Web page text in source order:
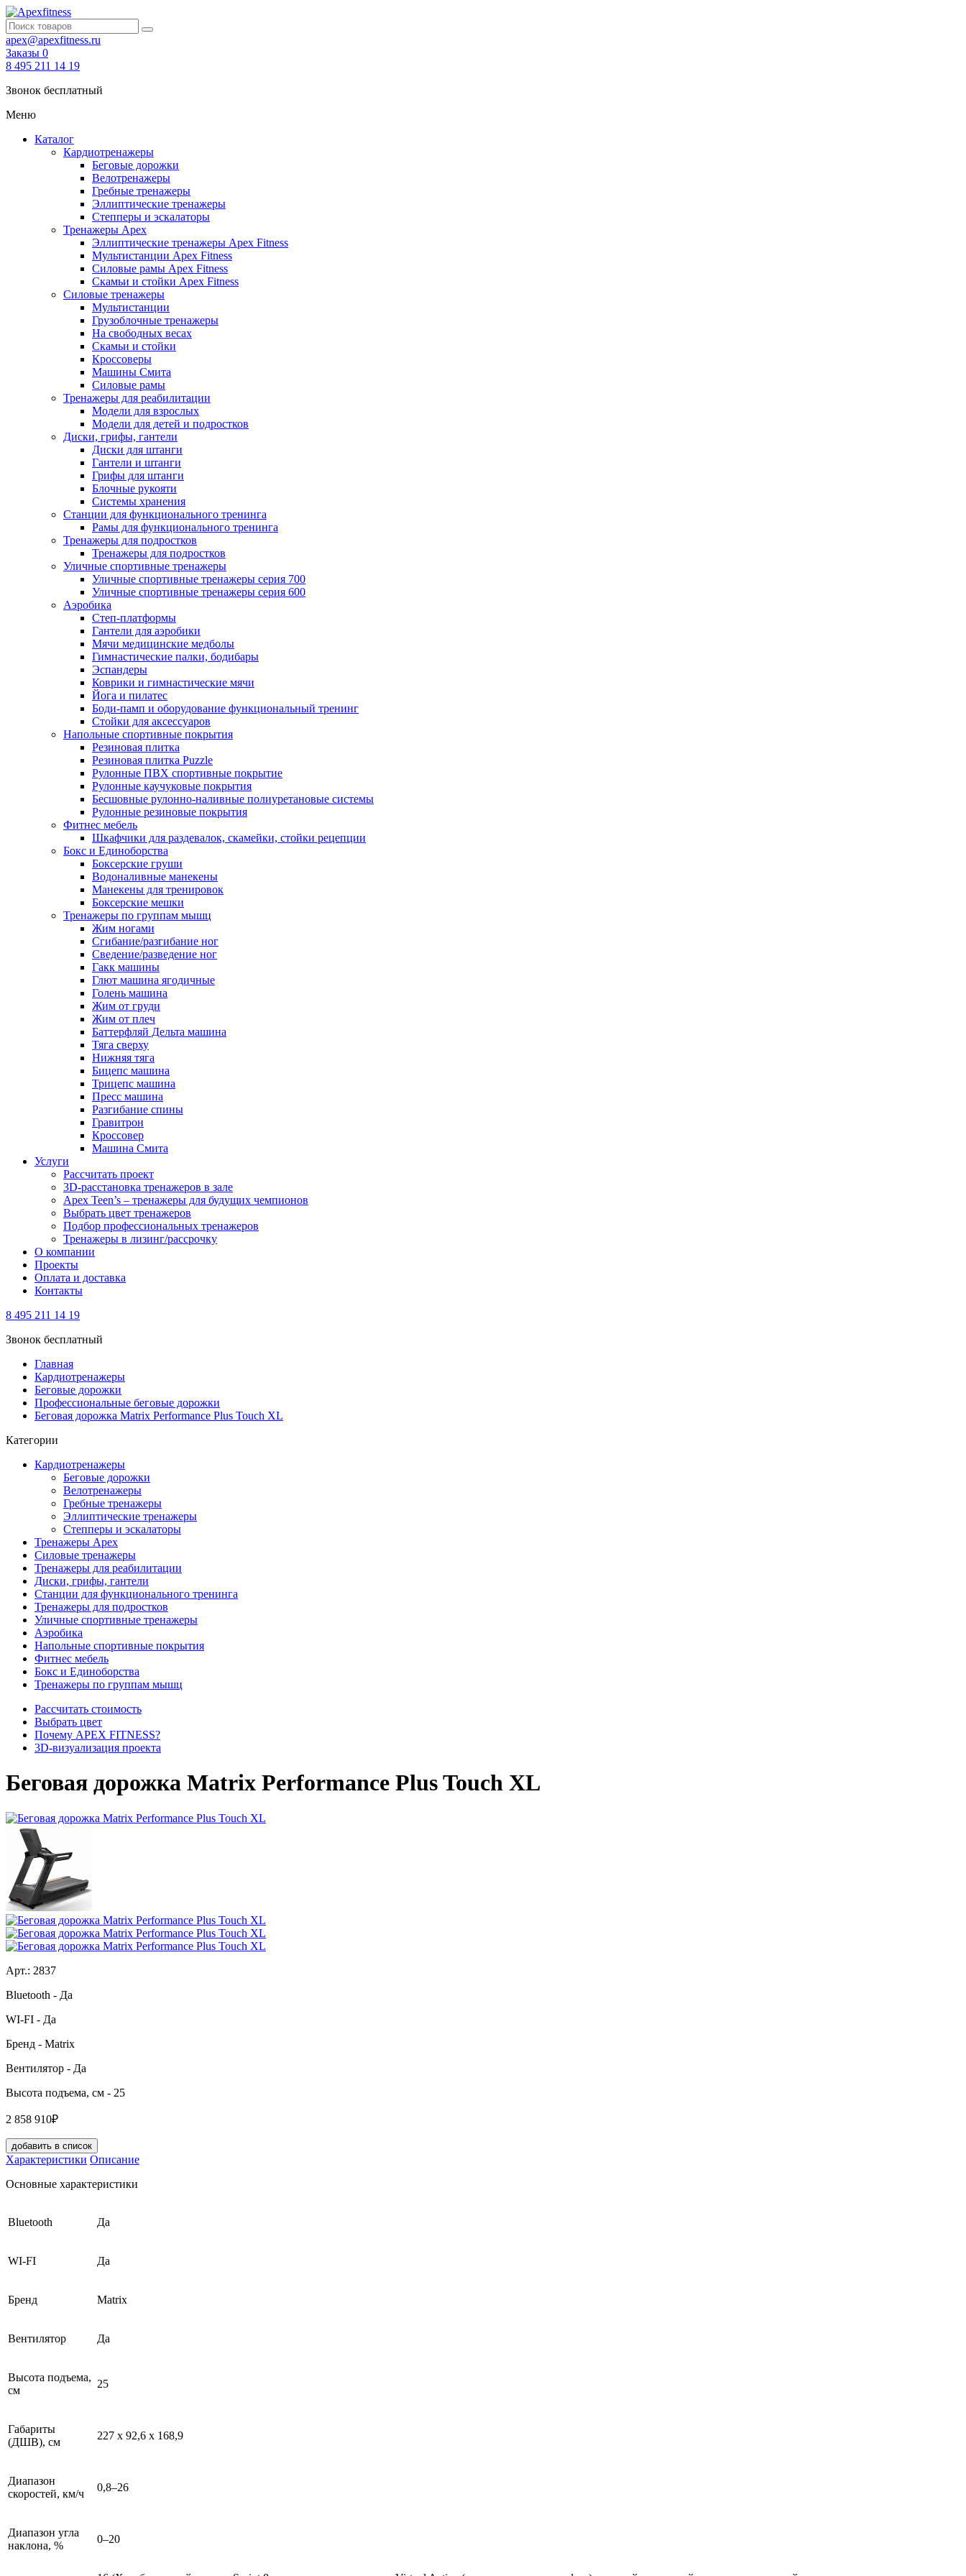
apex@apexfitness.ru
Заказы 0
8 495 211 14 19
Звонок бесплатный
Меню
Каталог
Кардиотренажеры
Беговые дорожки
Велотренажеры
Гребные тренажеры
Эллиптические тренажеры
Степперы и эскалаторы
Тренажеры Apex
Эллиптические тренажеры Apex Fitness
Мультистанции Apex Fitness
Силовые рамы Apex Fitness
Скамьи и стойки Apex Fitness
Силовые тренажеры
Мультистанции
Грузоблочные тренажеры
На свободных весах
Скамьи и стойки
Кроссоверы
Машины Смита
Силовые рамы
Тренажеры для реабилитации
Модели для взрослых
Модели для детей и подростков
Диски, грифы, гантели
Диски для штанги
Гантели и штанги
Грифы для штанги
Блочные рукояти
Системы хранения
Станции для функционального тренинга
Рамы для функционального тренинга
Тренажеры для подростков
Тренажеры для подростков
Уличные спортивные тренажеры
Уличные спортивные тренажеры серия 700
Уличные спортивные тренажеры серия 600
Аэробика
Степ-платформы
Гантели для аэробики
Мячи медицинские медболы
Гимнастические палки, бодибары
Эспандеры
Коврики и гимнастические мячи
Йога и пилатес
Боди-памп и оборудование функциональный тренинг
Стойки для аксессуаров
Напольные спортивные покрытия
Резиновая плитка
Резиновая плитка Puzzle
Рулонные ПВХ спортивные покрытие
Рулонные каучуковые покрытия
Бесшовные рулонно-наливные полиуретановые системы
Рулонные резиновые покрытия
Фитнес мебель
Шкафчики для раздевалок, скамейки, стойки рецепции
Бокс и Единоборства
Боксерские груши
Водоналивные манекены
Манекены для тренировок
Боксерские мешки
Тренажеры по группам мышц
Жим ногами
Сгибание/разгибание ног
Сведение/разведение ног
Гакк машины
Глют машина ягодичные
Голень машина
Жим от груди
Жим от плеч
Баттерфляй Дельта машина
Тяга сверху
Нижняя тяга
Бицепс машина
Трицепс машина
Пресс машина
Разгибание спины
Гравитрон
Кроссовер
Машина Смита
Услуги
Рассчитать проект
3D-расстановка тренажеров в зале
Apex Teen’s – тренажеры для будущих чемпионов
Выбрать цвет тренажеров
Подбор профессиональных тренажеров
Тренажеры в лизинг/рассрочку
О компании
Проекты
Оплата и доставка
Контакты
8 495 211 14 19
Звонок бесплатный
Главная
Кардиотренажеры
Беговые дорожки
Профессиональные беговые дорожки
Беговая дорожка Matrix Performance Plus Touch XL
Категории
Кардиотренажеры
Беговые дорожки
Велотренажеры
Гребные тренажеры
Эллиптические тренажеры
Степперы и эскалаторы
Тренажеры Apex
Силовые тренажеры
Тренажеры для реабилитации
Диски, грифы, гантели
Станции для функционального тренинга
Тренажеры для подростков
Уличные спортивные тренажеры
Аэробика
Напольные спортивные покрытия
Фитнес мебель
Бокс и Единоборства
Тренажеры по группам мышц
Рассчитать стоимость
Выбрать цвет
Почему APEX FITNESS?
3D-визуализация проекта
Беговая дорожка Matrix Performance Plus Touch XL
Арт.: 2837
Bluetooth - Да
WI-FI - Да
Бренд - Matrix
Вентилятор - Да
Высота подъема, см - 25
2 858 910₽
добавить в список
Характеристики Описание
Основные характеристики
Bluetooth Да
WI-FI Да
Бренд Matrix
Вентилятор Да
Высота подъема,
см
25
Габариты
(ДШВ), см
227 x 92,6 x 168,9
Диапазон
скоростей, км/ч
0,8–26
Диапазон угла
наклона, %
0–20